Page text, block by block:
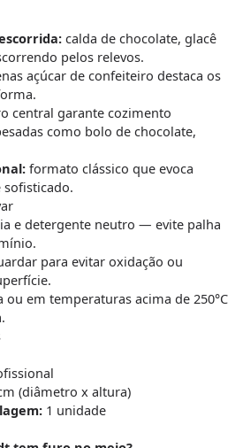
calda de chocolate, glacê
pelos relevos.
açúcar de confeiteiro destaca os
central garante cozimento
como bolo de chocolate,
formato clássico que evoca
e detergente neutro — evite palha
para evitar oxidação ou
ou em temperaturas acima de 250°C
(diâmetro x altura)
1 unidade